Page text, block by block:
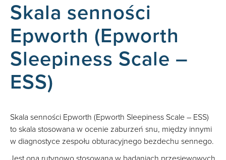
Skala senności
Epworth (Epworth
Sleepiness Scale –
ESS)
Skala senności Epworth (Epworth Sleepiness Scale – ESS)
to skala stosowana w ocenie zaburzeń snu, między innymi
w diagnostyce zespołu obturacyjnego bezdechu sennego.